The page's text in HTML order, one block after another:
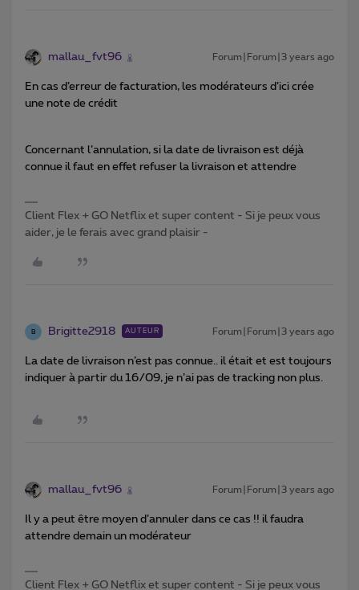
mallau_fvt96 Forum|Forum|3 years ago
En cas d’erreur de facturation, les modérateurs d’ici crée
une note de crédit
Concernant l’annulation, si la date de livraison est déjà
connue il faut en effet refuser la livraison et attendre
Client Flex + GO Netflix et super content - Si je peux vous
aider, je le ferais avec grand plaisir -
B Brigitte2918 AUTEUR Forum|Forum|3 years ago
La date de livraison n’est pas connue.. il était et est toujours
indiquer à partir du 16/09, je n’ai pas de tracking non plus.
mallau_fvt96 Forum|Forum|3 years ago
Il y a peut être moyen d’annuler dans ce cas !! il faudra
attendre demain un modérateur
Client Flex + GO Netflix et super content - Si je peux vous